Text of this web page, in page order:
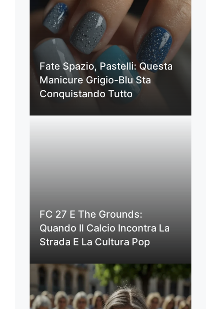
Fate Spazio, Pastelli: Questa
Manicure Grigio-Blu Sta
Conquistando Tutto
FC 27 E The Grounds:
Quando Il Calcio Incontra La
Strada E La Cultura Pop